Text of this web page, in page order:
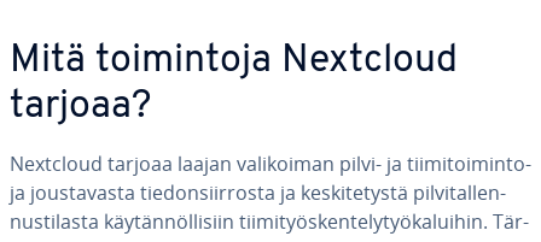
Mitä toi­min­to­ja Nextcloud
tarjoaa?
Nextcloud tarjoaa laajan va­li­koi­man pilvi- ja tii­mi­toi­min­to­
ja jous­ta­vas­ta tie­don­siir­ros­ta ja kes­ki­te­tys­tä pil­vi­tal­len­
nus­ti­las­ta käy­tän­nöl­li­siin tii­mi­työs­ken­te­ly­työ­ka­lui­hin. Tär­